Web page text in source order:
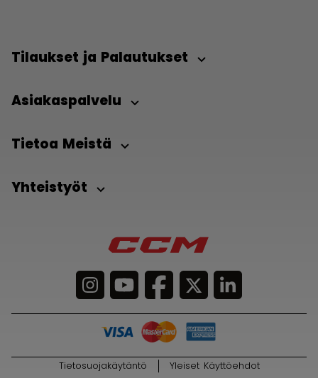
Tilaukset ja Palautukset
Asiakaspalvelu
Tietoa Meistä
Yhteistyöt
Tietosuojakäytäntö Yleiset Käyttöehdot